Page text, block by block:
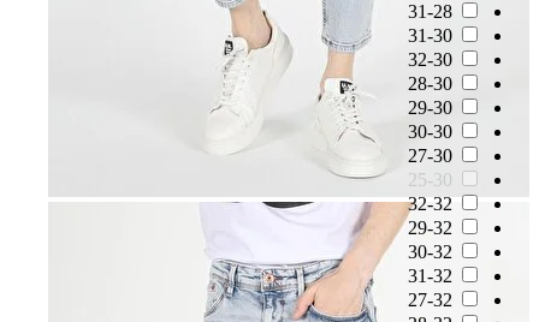
31-28
31-30
32-30
28-30
29-30
30-30
27-30
25-30
32-32
29-32
30-32
31-32
27-32